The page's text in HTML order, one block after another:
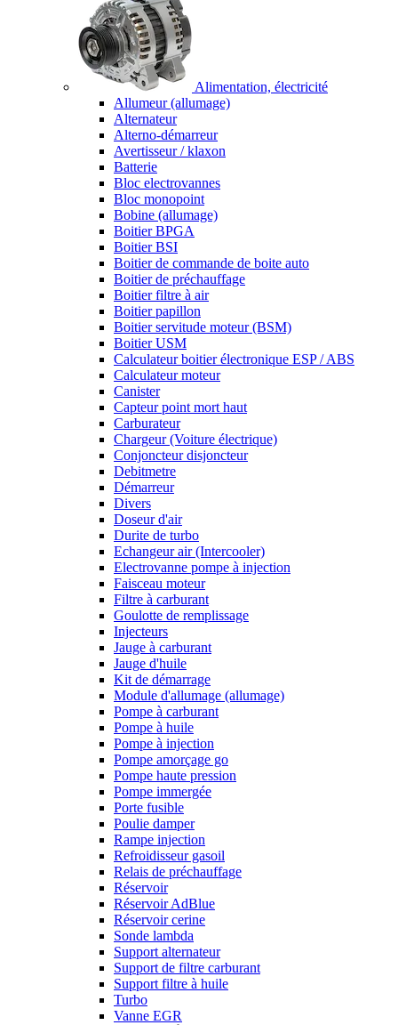
Alimentation, électricité
Allumeur (allumage)
Alternateur
Alterno-démarreur
Avertisseur / klaxon
Batterie
Bloc electrovannes
Bloc monopoint
Bobine (allumage)
Boitier BPGA
Boitier BSI
Boitier de commande de boite auto
Boitier de préchauffage
Boitier filtre à air
Boitier papillon
Boitier servitude moteur (BSM)
Boitier USM
Calculateur boitier électronique ESP / ABS
Calculateur moteur
Canister
Capteur point mort haut
Carburateur
Chargeur (Voiture électrique)
Conjoncteur disjoncteur
Debitmetre
Démarreur
Divers
Doseur d'air
Durite de turbo
Echangeur air (Intercooler)
Electrovanne pompe à injection
Faisceau moteur
Filtre à carburant
Goulotte de remplissage
Injecteurs
Jauge à carburant
Jauge d'huile
Kit de démarrage
Module d'allumage (allumage)
Pompe à carburant
Pompe à huile
Pompe à injection
Pompe amorçage go
Pompe haute pression
Pompe immergée
Porte fusible
Poulie damper
Rampe injection
Refroidisseur gasoil
Relais de préchauffage
Réservoir
Réservoir AdBlue
Réservoir cerine
Sonde lambda
Support alternateur
Support de filtre carburant
Support filtre à huile
Turbo
Vanne EGR